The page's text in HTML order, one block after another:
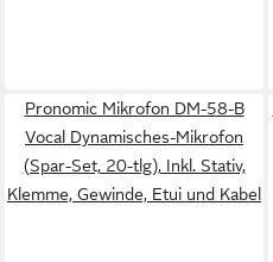
Pronomic Mikrofon DM-58-B
Vocal Dynamisches-Mikrofon
(Spar-Set, 20-tlg), Inkl. Stativ,
Klemme, Gewinde, Etui und Kabel